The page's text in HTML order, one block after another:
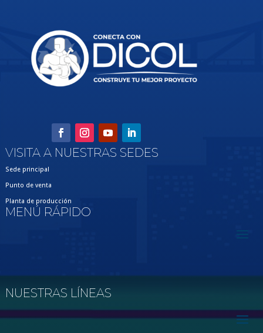
VISITA A NUESTRAS SEDES
Sede principal
Punto de venta
Planta de producción
MENÚ RÁPIDO
NUESTRAS LÍNEAS